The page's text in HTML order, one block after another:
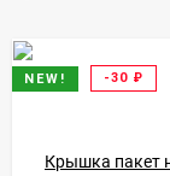
NEW! -30 ₽